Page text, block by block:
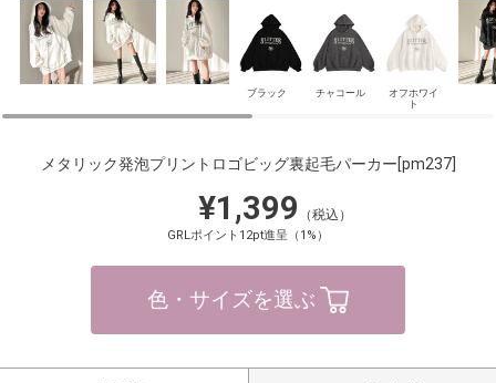
ブラック チャコール
オフホワイ
ト
メタリック発泡プリントロゴビッグ裏起毛パーカー[pm237]
¥1,399 （税込）
GRLポイント12pt進呈（1%）
色・サイズを選ぶ